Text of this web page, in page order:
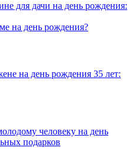
для дачи на день рождения:
на день рождения?
на день рождения 35 лет:
человеку на день
подарков